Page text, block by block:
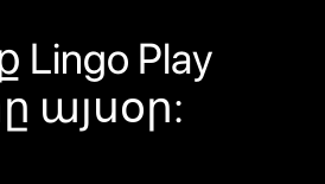
Play
այսօր: